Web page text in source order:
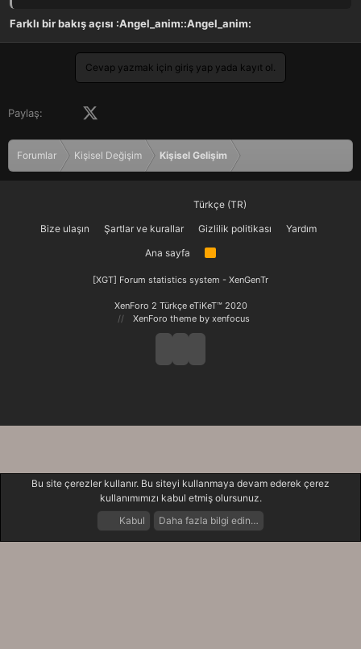
Farklı bir bakış açısı :Angel_anim::Angel_anim:
Cevap yazmak için giriş yap yada kayıt ol.
Paylaş: Facebook
Forumlar Kişisel Değişim Kişisel Gelişim
Türkçe (TR)
Bize ulaşın
Şartlar ve kurallar Gizlilik politikası
Yardım
Ana sayfa
R
[XGT] Forum statistics system - XenGenTr
XenForo 2 Türkçe eTiKeT™ 2020
XenForo theme by xenfocus
Neler Yeni Giriş Yap
Bu site çerezler kullanır. Bu siteyi kullanmaya devam ederek çerez
kullanımımızı kabul etmiş olursunuz.
Kabul
Daha fazla bilgi edin…